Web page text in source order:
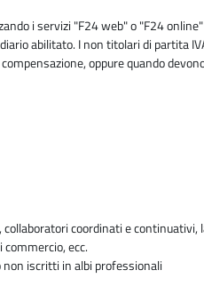
i servizi "F24 web" o "F24
abilitato. I non titolari di partita
oppure quando
coordinati e continuativi,
ecc.
iscritti in albi professionali